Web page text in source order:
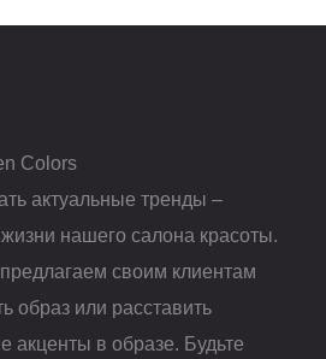
Colors
актуальные тренды –
нашего салона красоты.
своим клиентам
образ или расставить
акценты в образе. Будьте